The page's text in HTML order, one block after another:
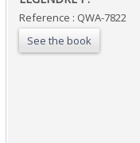
Reference : QWA-7822
See the book